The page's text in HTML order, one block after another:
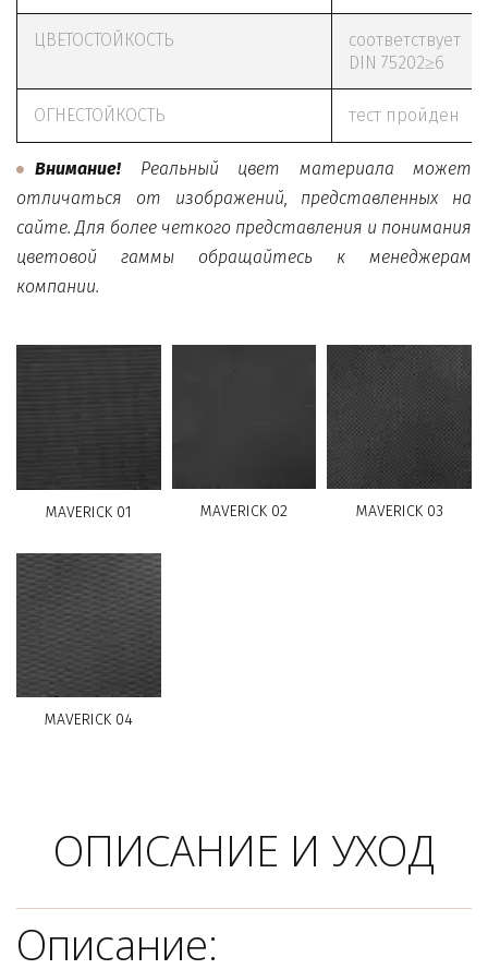
ЦВЕТОСТОЙКОСТЬ
соответствует
DIN 75202≥6
ОГНЕСТОЙКОСТЬ тест пройден
Внимание! Реальный цвет материала может
отличаться от изображений, представленных на
сайте. Для более четкого представления и понимания
цветовой гаммы обращайтесь к менеджерам
компании.
MAVERICK 01 MAVERICK 02 MAVERICK 03
MAVERICK 04
ОПИСАНИЕ И УХОД
Описание: